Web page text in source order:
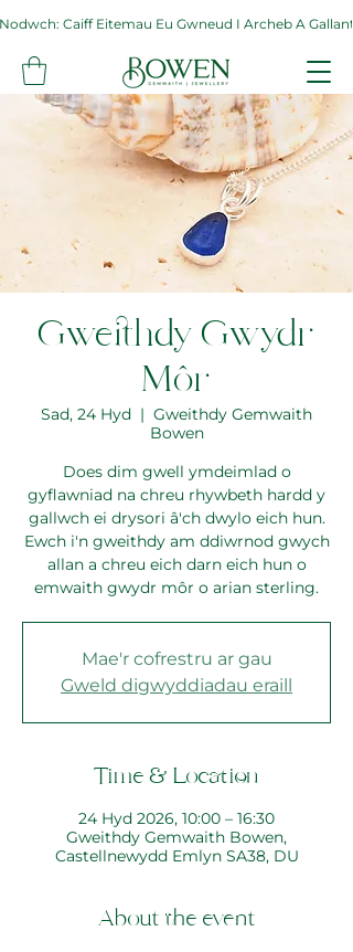
Nodwch: Caiff Eitemau Eu Gwneud I Archeb A
Gweithdy Gwydr
Môr
Sad, 24 Hyd
  |
Gweithdy Gemwaith
Bowen
Does dim gwell ymdeimlad o
gyflawniad na chreu rhywbeth hardd y
gallwch ei drysori â'ch dwylo eich hun.
Ewch i'n gweithdy am ddiwrnod gwych
allan a chreu eich darn eich hun o
emwaith gwydr môr o arian sterling.
Mae'r cofrestru ar gau
Gweld digwyddiadau eraill
Time & Location
24 Hyd 2026, 10:00 – 16:30
Gweithdy Gemwaith Bowen,
Castellnewydd Emlyn SA38, DU
About the event